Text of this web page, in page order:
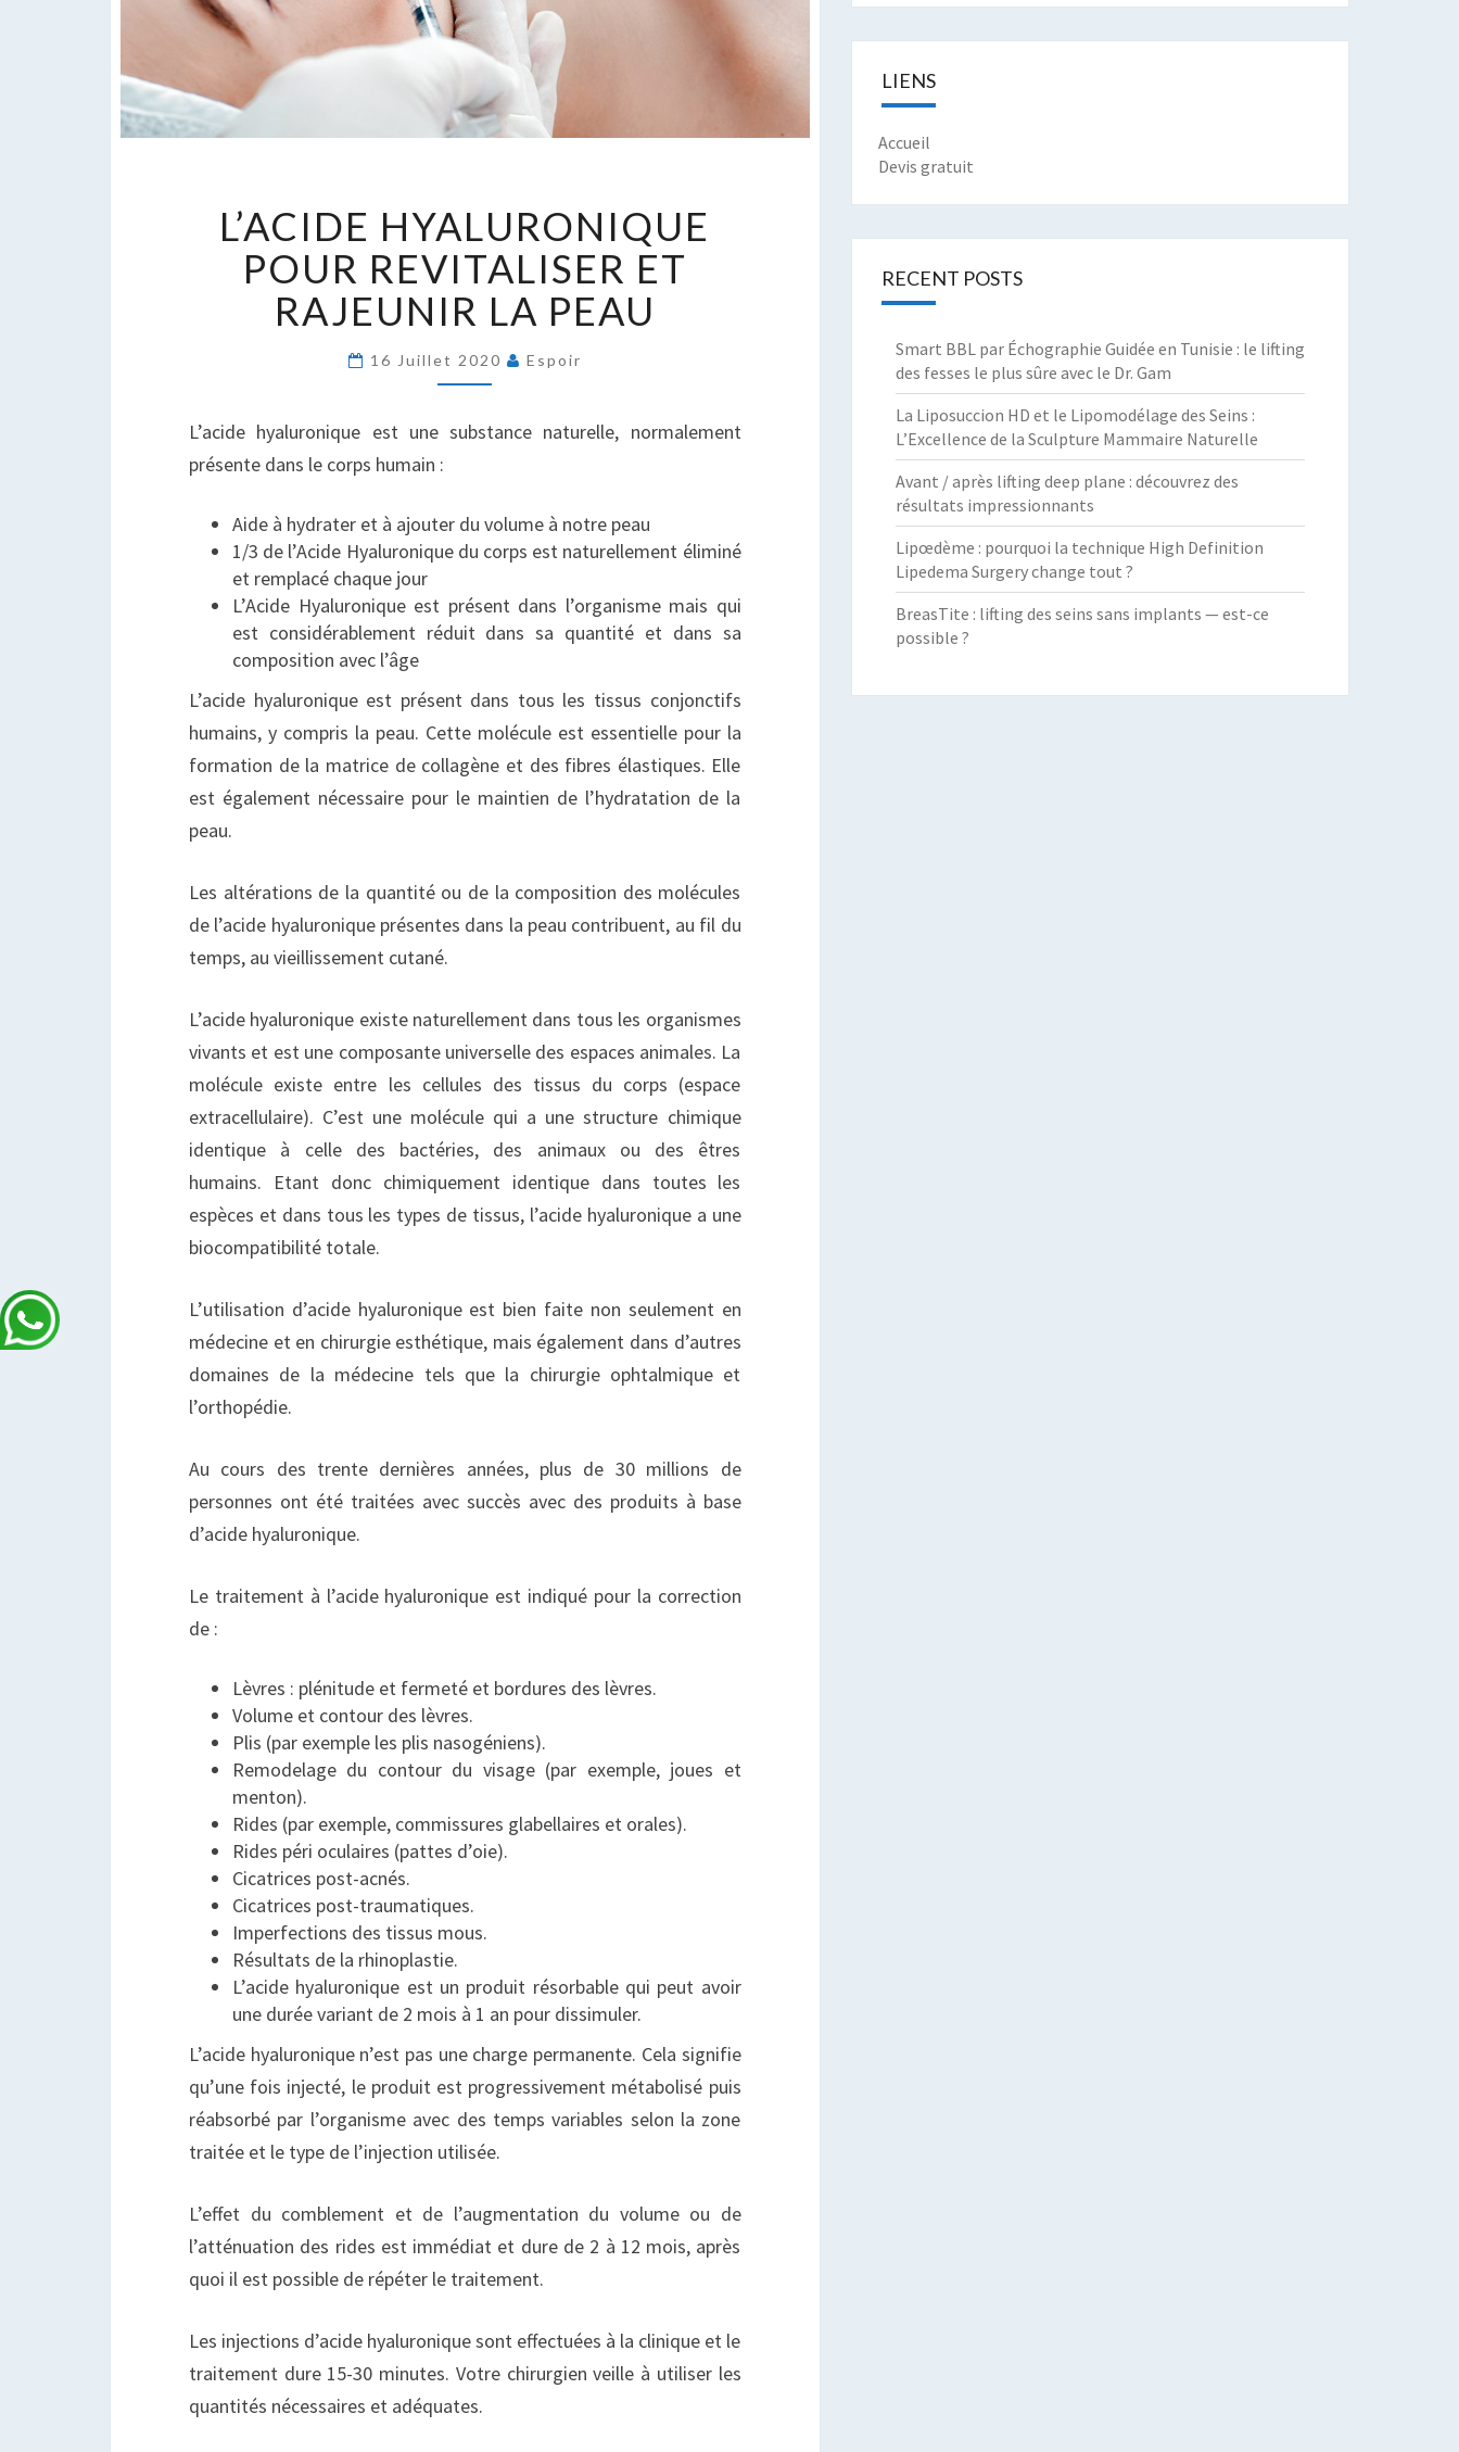
HYALURONIQUE
POUR
REVITALISER
ET
RAJEUNIR
LA
PEAU
L’ACIDE HYALURONIQUE
POUR REVITALISER ET
RAJEUNIR LA PEAU
16 Juillet 2020 Espoir
L’acide hyaluronique est une substance naturelle, normalement
présente dans le corps humain :
Aide à hydrater et à ajouter du volume à notre peau
1/3 de l’Acide Hyaluronique du corps est naturellement éliminé
et remplacé chaque jour
L’Acide Hyaluronique est présent dans l’organisme mais qui
est considérablement réduit dans sa quantité et dans sa
composition avec l’âge
L’acide hyaluronique est présent dans tous les tissus conjonctifs
humains, y compris la peau. Cette molécule est essentielle pour la
formation de la matrice de collagène et des fibres élastiques. Elle
est également nécessaire pour le maintien de l’hydratation de la
peau.
Les altérations de la quantité ou de la composition des molécules
de l’acide hyaluronique présentes dans la peau contribuent, au fil du
temps, au vieillissement cutané.
L’acide hyaluronique existe naturellement dans tous les organismes
vivants et est une composante universelle des espaces animales. La
molécule existe entre les cellules des tissus du corps (espace
extracellulaire). C’est une molécule qui a une structure chimique
identique à celle des bactéries, des animaux ou des êtres
humains. Etant donc chimiquement identique dans toutes les
espèces et dans tous les types de tissus, l’acide hyaluronique a une
biocompatibilité totale.
L’utilisation d’acide hyaluronique est bien faite non seulement en
médecine et en chirurgie esthétique, mais également dans d’autres
domaines de la médecine tels que la chirurgie ophtalmique et
l’orthopédie.
Au cours des trente dernières années, plus de 30 millions de
personnes ont été traitées avec succès avec des produits à base
d’acide hyaluronique.
Le traitement à l’acide hyaluronique est indiqué pour la correction
de :
Lèvres : plénitude et fermeté et bordures des lèvres.
Volume et contour des lèvres.
Plis (par exemple les plis nasogéniens).
Remodelage du contour du visage (par exemple, joues et
menton).
Rides (par exemple, commissures glabellaires et orales).
Rides péri oculaires (pattes d’oie).
Cicatrices post-acnés.
Cicatrices post-traumatiques.
Imperfections des tissus mous.
Résultats de la rhinoplastie.
L’acide hyaluronique est un produit résorbable qui peut avoir
une durée variant de 2 mois à 1 an pour dissimuler.
L’acide hyaluronique n’est pas une charge permanente. Cela signifie
qu’une fois injecté, le produit est progressivement métabolisé puis
réabsorbé par l’organisme avec des temps variables selon la zone
traitée et le type de l’injection utilisée.
L’effet du comblement et de l’augmentation du volume ou de
l’atténuation des rides est immédiat et dure de 2 à 12 mois, après
quoi il est possible de répéter le traitement.
Les injections d’acide hyaluronique sont effectuées à la clinique et le
traitement dure 15-30 minutes. Votre chirurgien veille à utiliser les
quantités nécessaires et adéquates.
LIENS
Accueil
Devis gratuit
RECENT POSTS
Smart BBL par Échographie Guidée en Tunisie : le lifting
des fesses le plus sûre avec le Dr. Gam
La Liposuccion HD et le Lipomodélage des Seins :
L’Excellence de la Sculpture Mammaire Naturelle
Avant / après lifting deep plane : découvrez des
résultats impressionnants
Lipœdème : pourquoi la technique High Definition
Lipedema Surgery change tout ?
BreasTite : lifting des seins sans implants — est-ce
possible ?